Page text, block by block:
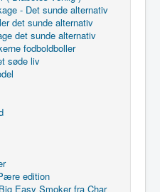
- Det sunde alternativ
det sunde alternativ
det sunde alternativ
fodboldboller
søde liv
edition
Easy Smoker fra Char